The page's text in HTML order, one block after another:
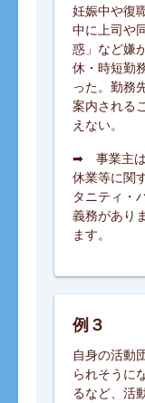
妊娠中や復
中に上司や
惑」など嫌
休・時短勤
った。勤務
案内される
えない。
➡ 事業主は
休業等に関
タニティ・
義務があり
ます。
例３
自身の活動
られそうに
るなど、活